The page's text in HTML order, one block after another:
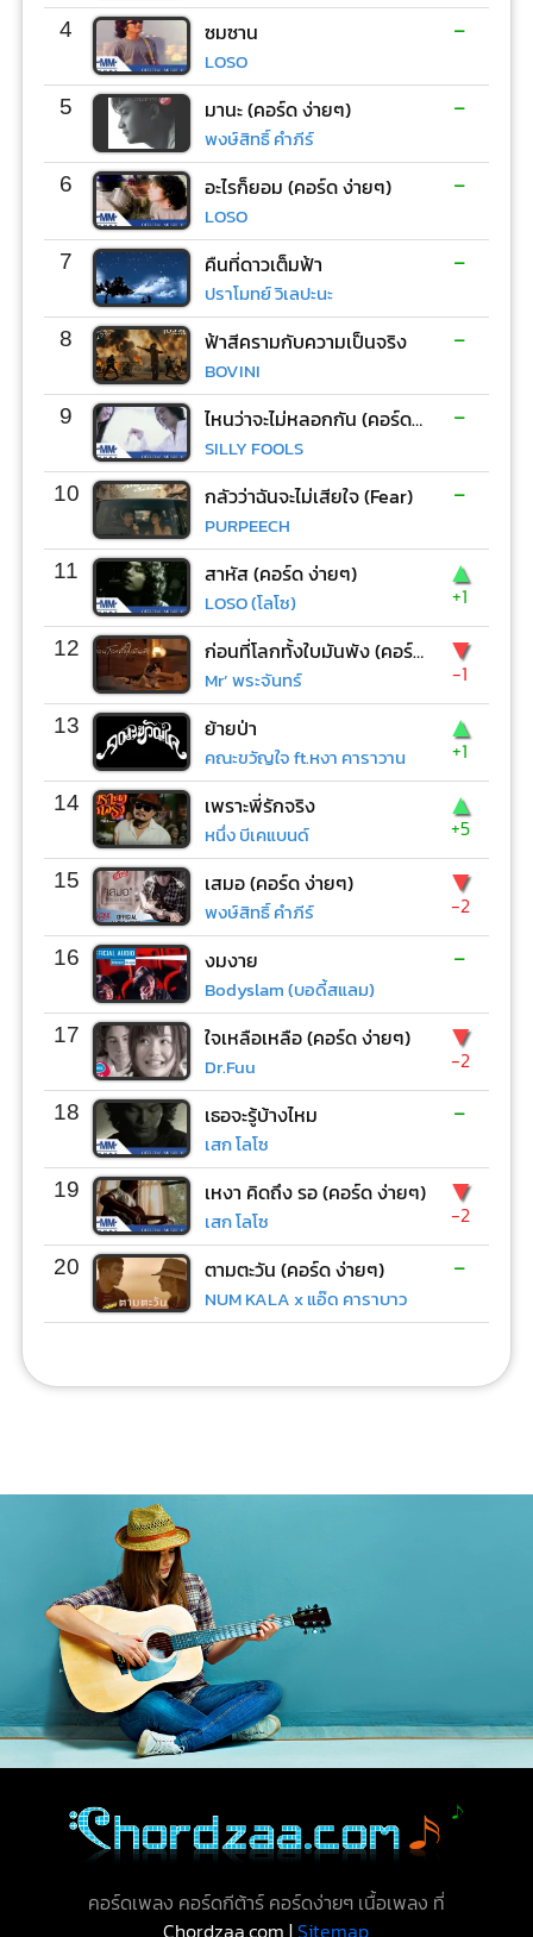
4 ซมซาน
LOSO
-
5 มานะ (คอร์ด ง่ายๆ)
พงษ์สิทธิ์ คำภีร์
-
6 อะไรก็ยอม (คอร์ด ง่ายๆ)
LOSO
-
7 คืนที่ดาวเต็มฟ้า
ปราโมทย์ วิเลปะนะ
-
8 ฟ้าสีครามกับความเป็นจริง
BOVINI
-
9 ไหนว่าจะไม่หลอกกัน (คอร์ด ง่ายๆ)
SILLY FOOLS
-
10 กลัวว่าฉันจะไม่เสียใจ (Fear)
PURPEECH
-
11 สาหัส (คอร์ด ง่ายๆ)
LOSO (โลโซ)
▲
+1
12 ก่อนที่โลกทั้งใบมันพัง (คอร์ด ง่ายๆ)
Mr’ พระจันทร์
▼
-1
13 ย้ายป่า
คณะขวัญใจ ft.หงา คาราวาน
▲
+1
14 เพราะพี่รักจริง
หนึ่ง บีเคแบนด์
▲
+5
15 เสมอ (คอร์ด ง่ายๆ)
พงษ์สิทธิ์ คำภีร์
▼
-2
16 งมงาย
Bodyslam (บอดี้สแลม)
-
17 ใจเหลือเหลือ (คอร์ด ง่ายๆ)
Dr.Fuu
▼
-2
18 เธอจะรู้บ้างไหม
เสก โลโซ
-
19 เหงา คิดถึง รอ (คอร์ด ง่ายๆ)
เสก โลโซ
▼
-2
20 ตามตะวัน (คอร์ด ง่ายๆ)
NUM KALA x แอ๊ด คาราบาว
-
คอร์ดเพลง คอร์ดกีต้าร์ คอร์ดง่ายๆ เนื้อเพลง ที่
Chordzaa.com |Sitemap